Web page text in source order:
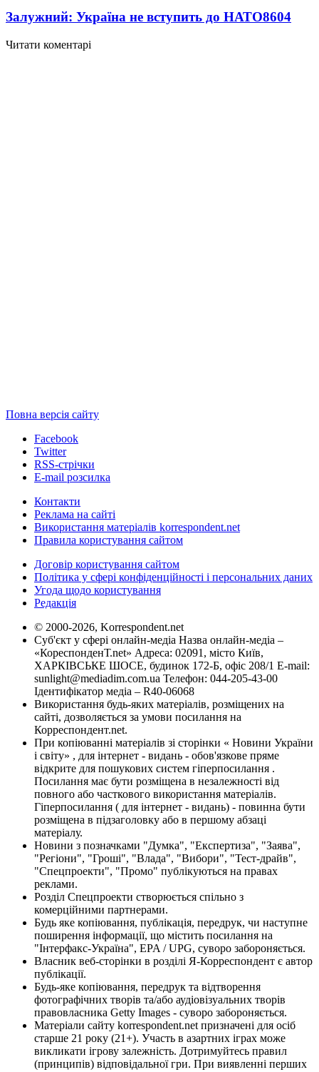
Залужний: Україна не вступить до НАТО8604
Читати коментарі
Повна версія сайту
Facebook
Twitter
RSS-стрічки
E-mail розсилка
Контакти
Реклама на сайті
Використання матеріалів korrespondent.net
Правила користування сайтом
Договір користування сайтом
Політика у сфері конфіденційності і персональних даних
Угода щодо користування
Редакція
© 2000-2026, Korrespondent.net
Суб'єкт у сфері онлайн-медіа Назва онлайн-медіа –
«КореспонденТ.net» Адреса: 02091, місто Київ,
ХАРКІВСЬКЕ ШОСЕ, будинок 172-Б, офіс 208/1 E-mail:
sunlight@mediadim.com.ua Телефон: 044-205-43-00
Ідентифікатор медіа – R40-06068
Використання будь-яких матеріалів, розміщених на
сайті, дозволяється за умови посилання на
Корреспондент.net.
При копіюванні матеріалів зі сторінки « Новини України
і світу» , для інтернет - видань - обов'язкове пряме
відкрите для пошукових систем гіперпосилання .
Посилання має бути розміщена в незалежності від
повного або часткового використання матеріалів.
Гіперпосилання ( для інтернет - видань) - повинна бути
розміщена в підзаголовку або в першому абзаці
матеріалу.
Новини з позначками "Думка", "Експертиза", "Заява",
"Регіони", "Гроші", "Влада", "Вибори", "Тест-драйв",
"Спецпроекти", "Промо" публікуються на правах
реклами.
Розділ Спецпроекти створюється спільно з
комерційними партнерами.
Будь яке копіювання, публікація, передрук, чи наступне
поширення інформації, що містить посилання на
"Інтерфакс-Україна", EPA / UPG, суворо забороняється.
Власник веб-сторінки в розділі Я-Корреспондент є автор
публікації.
Будь-яке копіювання, передрук та відтворення
фотографічних творів та/або аудіовізуальних творів
правовласника Getty Images - суворо забороняється.
Матеріали сайту korrespondent.net призначені для осіб
старше 21 року (21+). Участь в азартних іграх може
викликати ігрову залежність. Дотримуйтесь правил
(принципів) відповідальної гри. При виявленні перших